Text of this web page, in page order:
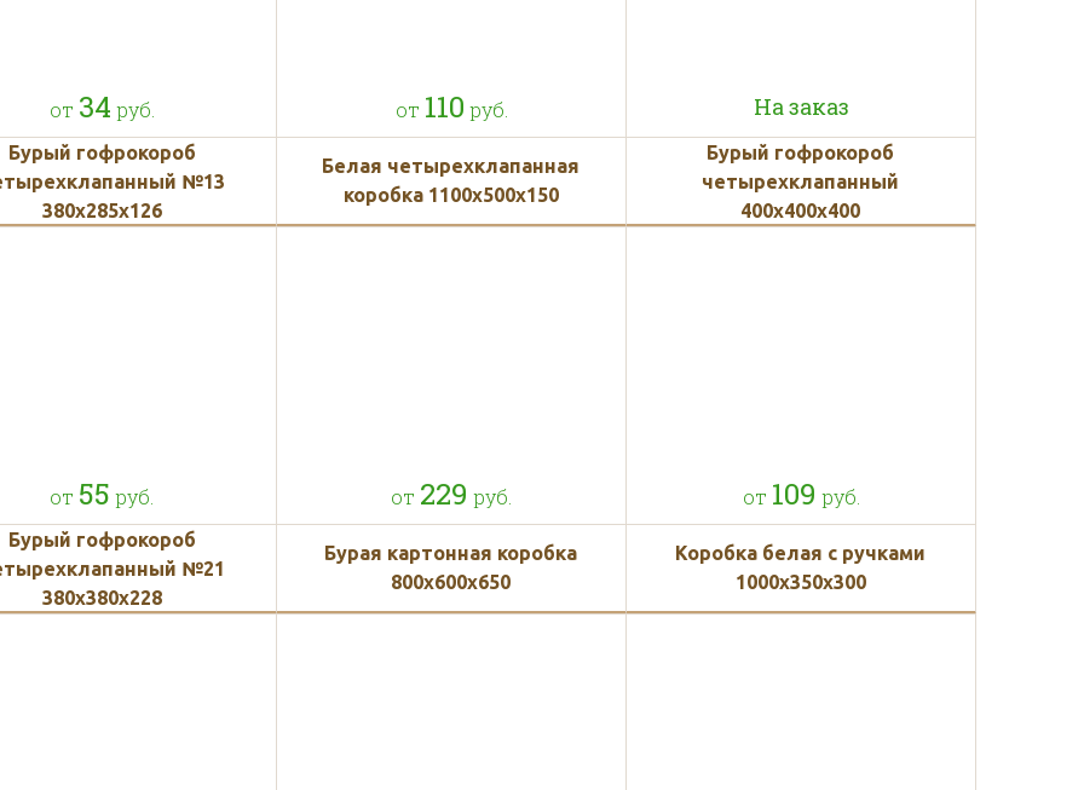
от 34 руб.
Бурый гофрокороб
№13
380х285х126
от 110 руб.
Белая четырехклапанная
коробка 1100x500x150
На заказ
Бурый гофрокороб
четырехклапанный
400х400х400
от 55 руб.
Бурый гофрокороб
№21
380х380х228
от 229 руб.
Бурая картонная коробка
800х600х650
от 109 руб.
Коробка белая с ручками
1000x350x300